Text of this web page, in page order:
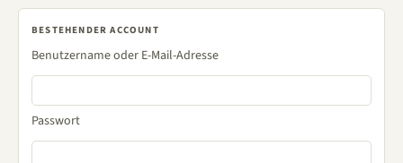
BESTEHENDER ACCOUNT
Benutzername oder E-Mail-Adresse
Passwort